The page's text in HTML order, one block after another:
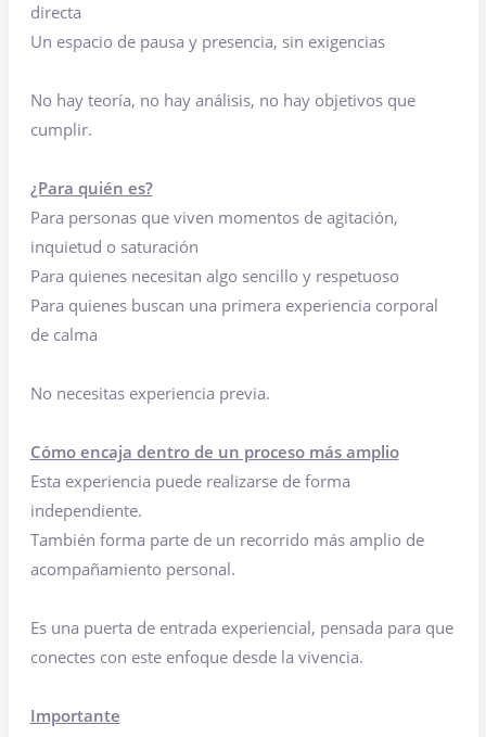
directa
Un espacio de pausa y presencia, sin exigencias
No hay teoría, no hay análisis, no hay objetivos que
cumplir.
¿Para quién es?
Para personas que viven momentos de agitación,
inquietud o saturación
Para quienes necesitan algo sencillo y respetuoso
Para quienes buscan una primera experiencia corporal
de calma
No necesitas experiencia previa.
Cómo encaja dentro de un proceso más amplio
Esta experiencia puede realizarse de forma
independiente.
También forma parte de un recorrido más amplio de
acompañamiento personal.
Es una puerta de entrada experiencial, pensada para que
conectes con este enfoque desde la vivencia.
Importante